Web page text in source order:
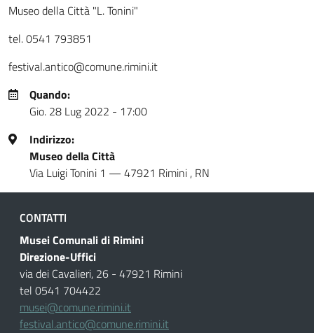
Museo della Città "L. Tonini"
tel. 0541 793851
festival.antico@comune.rimini.it
Quando:
Gio. 28 Lug 2022 - 17:00
Indirizzo:
Museo della Città
Via Luigi Tonini 1 — 47921 Rimini , RN
CONTATTI
Musei Comunali di Rimini
Direzione-Uffici
via dei Cavalieri, 26 - 47921 Rimini
tel 0541 704422
musei@comune.rimini.it
festival.antico@comune.rimini.it